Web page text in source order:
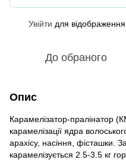
Увійти для
До обраного
Опис
Карамелізатор-пралінатор
карамелізації ядра
арахісу, насіння, фісташки.
карамелізується 2.5-3.5 кг